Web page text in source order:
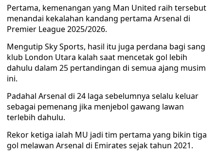
Pertama, kemenangan yang Man United raih tersebut
menandai kekalahan kandang pertama Arsenal di
Premier League 2025/2026.
Mengutip Sky Sports, hasil itu juga perdana bagi sang
klub London Utara kalah saat mencetak gol lebih
dahulu dalam 25 pertandingan di semua ajang musim
ini.
Padahal Arsenal di 24 laga sebelumnya selalu keluar
sebagai pemenang jika menjebol gawang lawan
terlebih dahulu.
Rekor ketiga ialah MU jadi tim pertama yang bikin tiga
gol melawan Arsenal di Emirates sejak tahun 2021.